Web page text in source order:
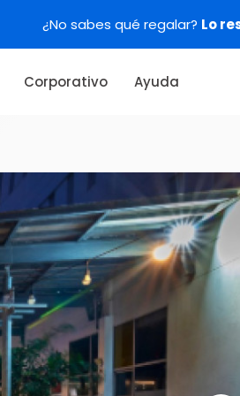
¿No sabes qué regalar? Lo
Corporativo Ayuda